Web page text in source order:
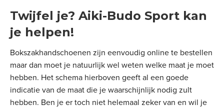
Twijfel je? Aiki-Budo Sport kan
je helpen!
Bokszakhandschoenen zijn eenvoudig online te bestellen
maar dan moet je natuurlijk wel weten welke maat je moet
hebben. Het schema hierboven geeft al een goede
indicatie van de maat die je waarschijnlijk nodig zult
hebben. Ben je er toch niet helemaal zeker van en wil je